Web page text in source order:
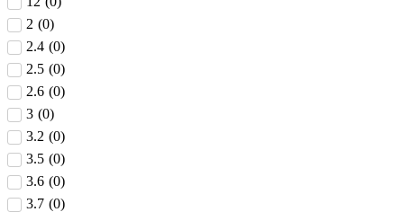
2 (0)
2.4 (0)
2.5 (0)
2.6 (0)
3 (0)
3.2 (0)
3.5 (0)
3.6 (0)
3.7 (0)